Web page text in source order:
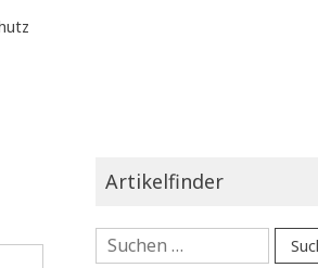
Artikelfinder
Suchen
nach: